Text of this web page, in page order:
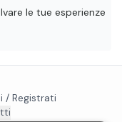
le tue esperienze
/ Registrati